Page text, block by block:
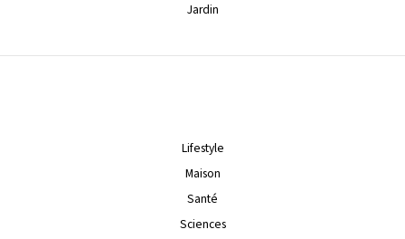
Jardin
Lifestyle
Maison
Santé
Sciences